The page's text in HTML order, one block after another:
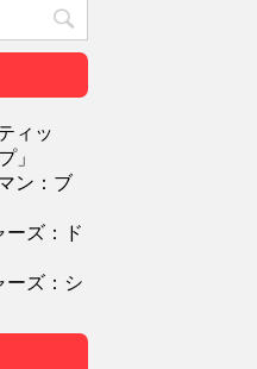
ィッ
」
ン：ブ
ズ：ド
ズ：シ